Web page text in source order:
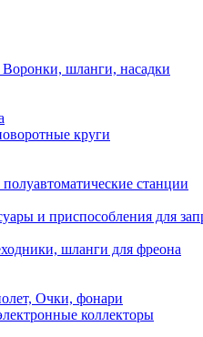
шланги, насадки
круги
станции
и приспособления для
шланги для фреона
Очки, фонари
коллекторы